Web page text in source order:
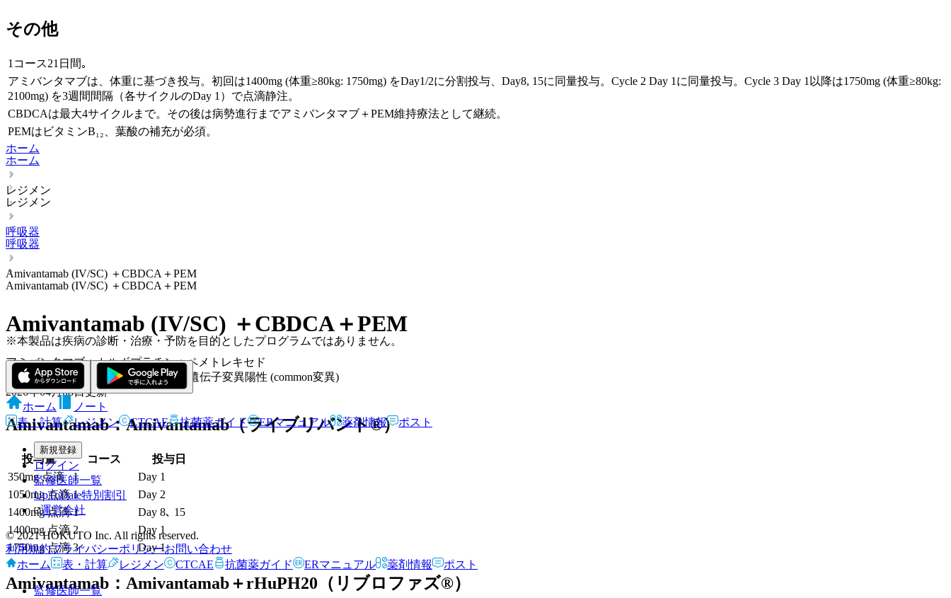
その他
1コース21日間｡
アミバンタマブは、体重に基づき投与。初回は1400mg (体重≥80kg: 1750mg) をDay1/2に分割投与、Day8, 15に同量投与。Cycle 2 Day 1に同量投与。Cycle 3 Day 1以降は1750mg (体重≥80kg:
2100mg) を3週間間隔（各サイクルのDay 1）で点滴静注。
CBDCAは最大4サイクルまで。その後は病勢進行までアミバンタマブ＋PEM維持療法として継続。
PEMはビタミンB₁₂、葉酸の補充が必須。
ホーム
レジメン
呼吸器
Amivantamab (IV/SC) ＋CBDCA＋PEM
※本製品は疾病の診断・治療・予防を目的としたプログラムではありません。
ホーム
ノート
表・計算
レジメン CTCAE 抗菌薬ガイド ERマニュアル 薬剤情報 ポスト
新規登録
ログイン
監修医師一覧
UpToDate特別割引
運営会社
© 2021 HOKUTO Inc. All rights reserved.
利用規約プライバシーポリシーお問い合わせ
ホーム
表・計算 レジメン CTCAE 抗菌薬ガイド ERマニュアル 薬剤情報 ポスト
監修医師一覧
ホーム
レジメン
呼吸器
Amivantamab (IV/SC) ＋CBDCA＋PEM
Amivantamab (IV/SC) ＋CBDCA＋PEM
アミバンタマブ＋カルボプラチン＋ペメトレキセド
NSCLC (遺伝子変異/転座＋) > EGFR遺伝子変異陽性 (common変異)
2026年04月08日更新
Amivantamab：Amivantamab（ライブリバント®）
投与量 コース
投与日
350mg 点滴
1
Day 1
1050mg 点滴 1
Day 2
1400mg 点滴 1
Day 8､ 15
1400mg 点滴 2
Day 1
1750mg 点滴 3~ Day 1
Amivantamab：Amivantamab＋rHuPH20（リブロファズ®）